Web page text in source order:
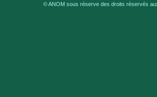
© ANOM sous réserve des droits réservés